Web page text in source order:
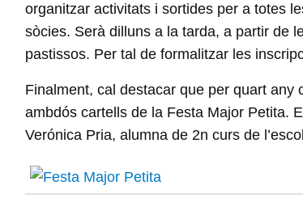
organitzar activitats i sortides per a totes
sòcies. Serà dilluns a la tarda, a partir de
pastissos. Per tal de formalitzar les
Finalment, cal destacar que per quart any
ambdós cartells de la Festa Major Petita.
Verónica Pria, alumna de 2n curs de